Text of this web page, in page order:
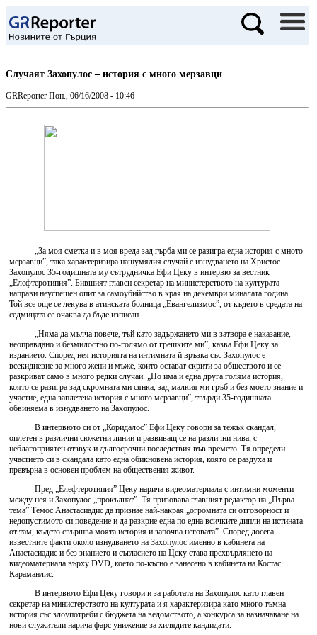
Случаят Захопулос – история с много мерзавци
GRReporter Пон., 06/16/2008 - 10:46
„За моя сметка и в моя вреда зад гърба ми се разигра една история с мното
мерзавци”, така характеризира нашумялия случай с изнудването на Христос
Захопулос 35-годишната му сътрудничка Ефи Цеку в интервю за вестник
„Елефтеротипия”. Бившият главен секретар на министерството на културата
направи неуспешен опит за самоубийство в края на декември миналата година.
Той все още се лекува в атинската болница „Евангелизмос”, от където в средата на
седмицата се очаква да бъде изписан.
„Няма да мълча повече, тъй като задържането ми в затвора е наказание,
неоправдано и безмилостно по-голямо от грешките ми”, казва Ефи Цеку за
изданието. Според нея историята на интимната й връзка със Захопулос е
всекидневие за много жени и мъже, които остават скрити за обществото и се
разкриват само в много редки случаи. „Но има и една друга голяма история,
която се разигра зад скромната ми сянка, зад малкия ми гръб и без моето знание и
участие, една заплетена история с много мерзавци”, твърди 35-годишната
обвиняема в изнудването на Захопулос.
В интервюто си от „Коридалос” Ефи Цеку говори за тежък скандал,
оплетен в различни сюжетни линии и развиващ се на различни нива, с
неблагоприятен отзвук и дългосрочни последствия във времето. Тя определи
участието си в скандала като една обикновена история, която се раздуха и
превърна в основен проблем на обществения живот.
Пред „Елефтеротипия” Цеку нарича видеоматериала с интимни моменти
между нея и Захопулос „прокълнат”. Тя призовава главният редактор на „Първа
тема” Темос Анастасиадис да признае най-накрая „огромната си отговорност и
недопустимото си поведение и да разкрие една по една всичките дипли на истината
от там, където свършва моята история и започва неговата”. Според досега
известните факти около изнудването на Захопулос именно в кабинета на
Анастасиадис и без знанието и съгласието на Цеку става прехвърлянето на
видеоматериала върху DVD, което по-късно е занесено в кабинета на Костас
Караманлис.
В интервюто Ефи Цеку говори и за работата на Захопулос като главен
секретар на министерството на културата и я характеризира като много тъмна
история със злоупотреби с бюджета на ведомството, а конкурса за назначаване на
нови служители нарича фарс унижение за хилядите кандидати.